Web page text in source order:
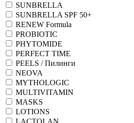
SUNBRELLA
SUNBRELLA SPF 50+
RENEW Formula
PROBIOTIC
PHYTOMIDE
PERFECT TIME
PEELS / Пилинги
NEOVA
MYTHOLOGIC
MULTIVITAMIN
MASKS
LOTIONS
LACTOLAN